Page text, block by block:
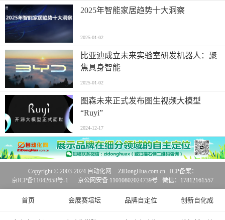
2025年智能家居趋势十大洞察
2025-01-02
比亚迪成立未来实验室研发机器人：聚
焦具身智能
2025-01-02
图森未来正式发布图生视频大模型
“Ruyi”
2024-12-17
首页 会展赛培坛 品牌自定位 创新自化成
Copyright © 2003-2024 自动化网
ZiDongHua.com.cn ICP备案：
京ICP备11042658号-1
京公网安备 11010802024739号 微信：17812161557